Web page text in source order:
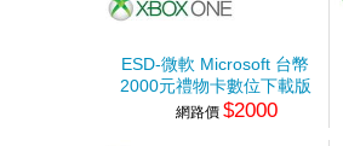
ESD-微軟 Microsoft 台幣
2000元禮物卡數位下載版
網路價 $2000